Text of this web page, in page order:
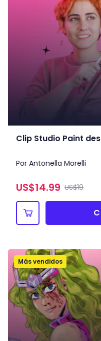
Clip Studio Paint
Por Antonella Morelli
US$14.99 US$19
Más vendidos